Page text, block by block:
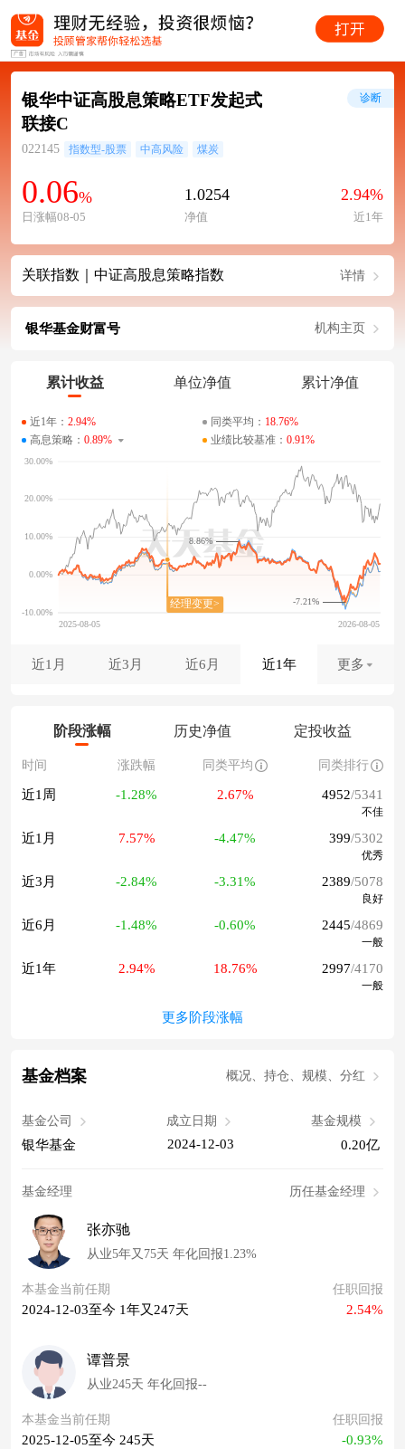
银华中证高股息策略ETF发起式
联接C
022145 指数型-股票 中高风险 煤炭
0.06%
日涨幅08-05
1.0254
净值
2.94%
近1年
诊断
关联指数｜中证高股息策略指数 详情
银华基金财富号 机构主页
累计收益 单位净值 累计净值
近1年： 2.94% 同类平均： 18.76%
高息策略： 0.89% 业绩比较基准： 0.91%
-7.21%
8.86%
近1月 近3月 近6月 近1年 更多
阶段涨幅 历史净值 定投收益
时间 涨跌幅 同类平均 同类排行
近1周 -1.28% 2.67% 4952/5341
不佳
近1月 7.57% -4.47% 399/5302
优秀
近3月 -2.84% -3.31% 2389/5078
良好
近6月 -1.48% -0.60% 2445/4869
一般
近1年 2.94% 18.76% 2997/4170
一般
更多阶段涨幅
基金档案 概况、持仓、规模、分红
基金公司
银华基金
成立日期
2024-12-03
基金规模
0.20亿
基金经理 历任基金经理
张亦驰
从业5年又75天 年化回报1.23%
本基金当前任期
2024-12-03至今 1年又247天
任职回报
2.54%
谭普景
从业245天 年化回报--
本基金当前任期
2025-12-05至今 245天
任职回报
-0.93%